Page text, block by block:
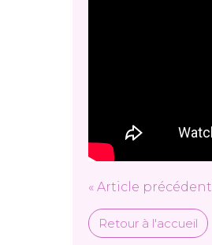
« Article précédent
Retour à l'accueil